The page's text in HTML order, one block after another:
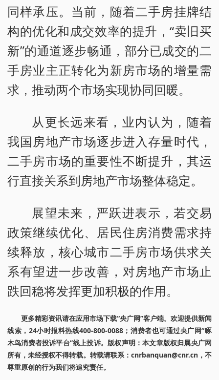
同样承压。当前，随着二手房挂牌结
构的优化和成交效率的提升，“卖旧买
新”的通道逐步畅通，部分已成交的二
手房业主正转化为新房市场的增量需
求，推动两个市场实现协同回暖。
从更长远来看，业内认为，随着
我国房地产市场逐步进入存量时代，
二手房市场的重要性不断提升，其运
行直接关系到房地产市场整体稳定。
展望未来，严跃进表示，若交易
政策继续优化、居民住房消费需求持
续释放，核心城市二手房市场供求关
系有望进一步改善，对房地产市场止
跌回稳将发挥更加积极的作用。
更多精彩资讯请在应用市场下载“央广网”客户端。欢迎提供新闻
线索，24小时报料热线400-800-0088；消费者也可通过央广网“啄
木鸟消费者投诉平台”线上投诉。版权声明：本文章版权归属央广网
所有，未经授权不得转载。转载请联系：cnrbanquan@cnr.cn，不
尊重原创的行为我们将追究责任。